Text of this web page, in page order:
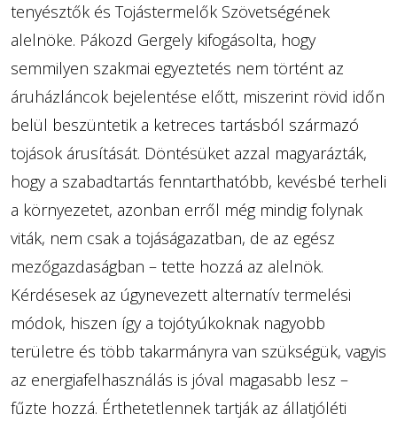
tenyésztők és Tojástermelők Szövetségének
alelnöke. Pákozd Gergely kifogásolta, hogy
semmilyen szakmai egyeztetés nem történt az
áruházláncok bejelentése előtt, miszerint rövid időn
belül beszüntetik a ketreces tartásból származó
tojások árusítását. Döntésüket azzal magyarázták,
hogy a szabadtartás fenntarthatóbb, kevésbé terheli
a környezetet, azonban erről még mindig folynak
viták, nem csak a tojáságazatban, de az egész
mezőgazdaságban – tette hozzá az alelnök.
Kérdésesek az úgynevezett alternatív termelési
módok, hiszen így a tojótyúkoknak nagyobb
területre és több takarmányra van szükségük, vagyis
az energiafelhasználás is jóval magasabb lesz –
fűzte hozzá. Érthetetlennek tartják az állatjóléti